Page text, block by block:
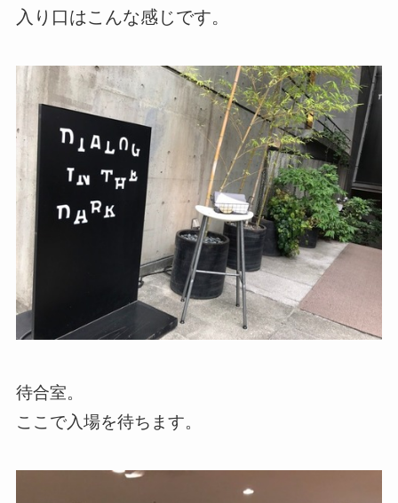
入り口はこんな感じです。
待合室。
ここで入場を待ちます。